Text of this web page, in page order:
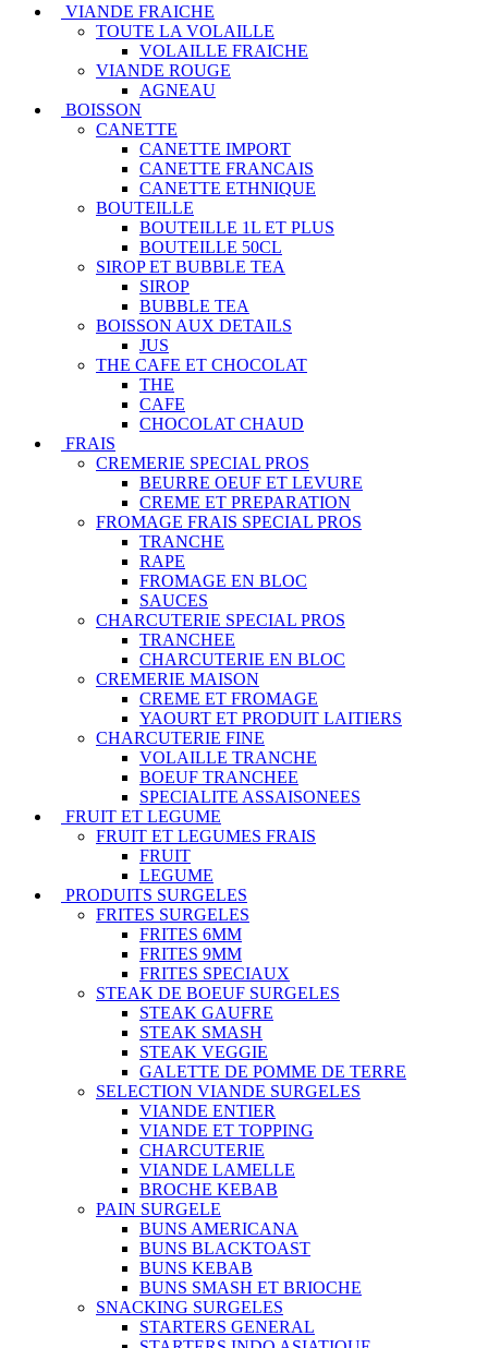
VIANDE FRAICHE
TOUTE LA VOLAILLE
VOLAILLE FRAICHE
VIANDE ROUGE
AGNEAU
BOISSON
CANETTE
CANETTE IMPORT
CANETTE FRANCAIS
CANETTE ETHNIQUE
BOUTEILLE
BOUTEILLE 1L ET PLUS
BOUTEILLE 50CL
SIROP ET BUBBLE TEA
SIROP
BUBBLE TEA
BOISSON AUX DETAILS
JUS
THE CAFE ET CHOCOLAT
THE
CAFE
CHOCOLAT CHAUD
FRAIS
CREMERIE SPECIAL PROS
BEURRE OEUF ET LEVURE
CREME ET PREPARATION
FROMAGE FRAIS SPECIAL PROS
TRANCHE
RAPE
FROMAGE EN BLOC
SAUCES
CHARCUTERIE SPECIAL PROS
TRANCHEE
CHARCUTERIE EN BLOC
CREMERIE MAISON
CREME ET FROMAGE
YAOURT ET PRODUIT LAITIERS
CHARCUTERIE FINE
VOLAILLE TRANCHE
BOEUF TRANCHEE
SPECIALITE ASSAISONEES
FRUIT ET LEGUME
FRUIT ET LEGUMES FRAIS
FRUIT
LEGUME
PRODUITS SURGELES
FRITES SURGELES
FRITES 6MM
FRITES 9MM
FRITES SPECIAUX
STEAK DE BOEUF SURGELES
STEAK GAUFRE
STEAK SMASH
STEAK VEGGIE
GALETTE DE POMME DE TERRE
SELECTION VIANDE SURGELES
VIANDE ENTIER
VIANDE ET TOPPING
CHARCUTERIE
VIANDE LAMELLE
BROCHE KEBAB
PAIN SURGELE
BUNS AMERICANA
BUNS BLACKTOAST
BUNS KEBAB
BUNS SMASH ET BRIOCHE
SNACKING SURGELES
STARTERS GENERAL